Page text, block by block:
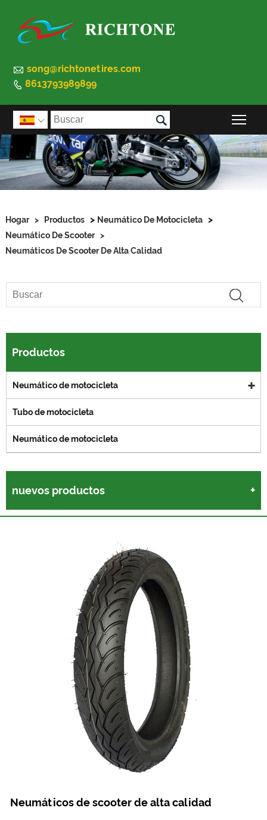
 song@richtonetires.com
 8613793989899
 
Hogar > Productos > Neumático De Motocicleta >
Neumático De Scooter >
Neumáticos De Scooter De Alta Calidad
Productos
Neumático de motocicleta
Tubo de motocicleta
Neumático de motocicleta
nuevos productos
Neumáticos de scooter de alta calidad